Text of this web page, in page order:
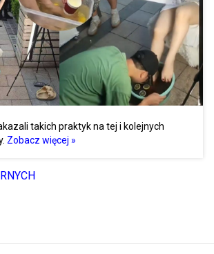
takich praktyk na tej i kolejnych
Zobacz więcej »